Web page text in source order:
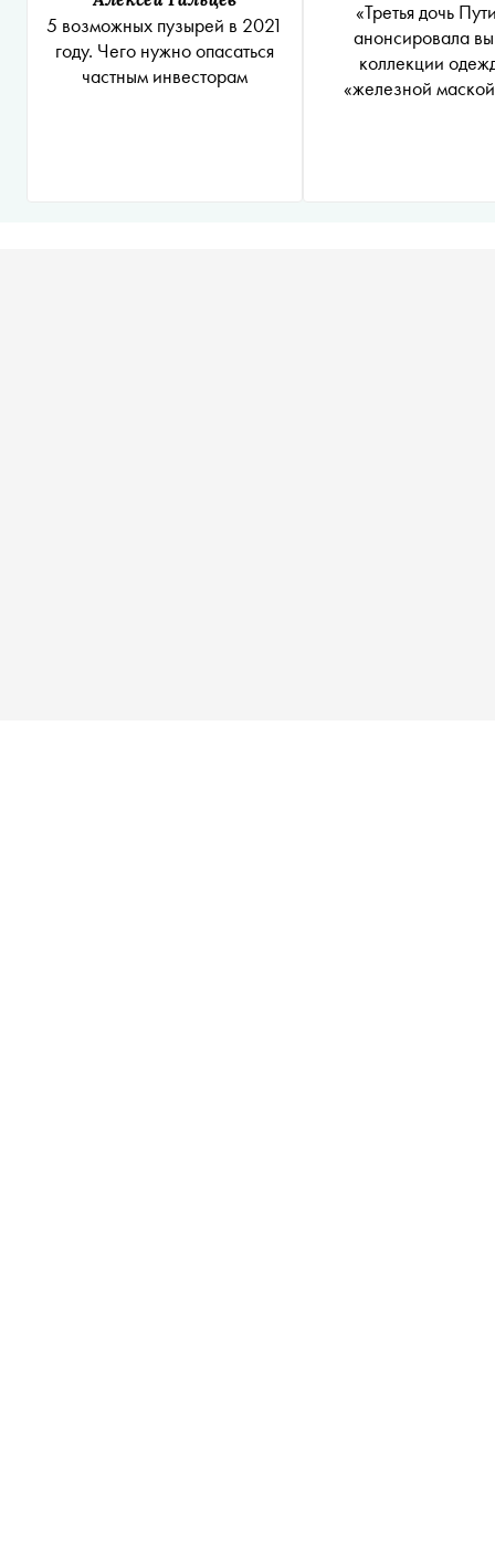
5 возможных пузырей в 2021
году. Чего нужно опасаться
частным инвесторам
«Третья дочь
анонсировала
коллекции
«железной